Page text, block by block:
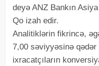
deyə ANZ Bankın
Qo izah edir.
Analitiklərin fikrincə,
7,00 səviyyəsinə
ixracatçıların